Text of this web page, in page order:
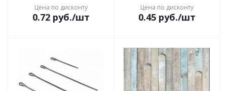
Цена по дисконту
0.72руб./шт
Цена по дисконту
0.45руб./шт